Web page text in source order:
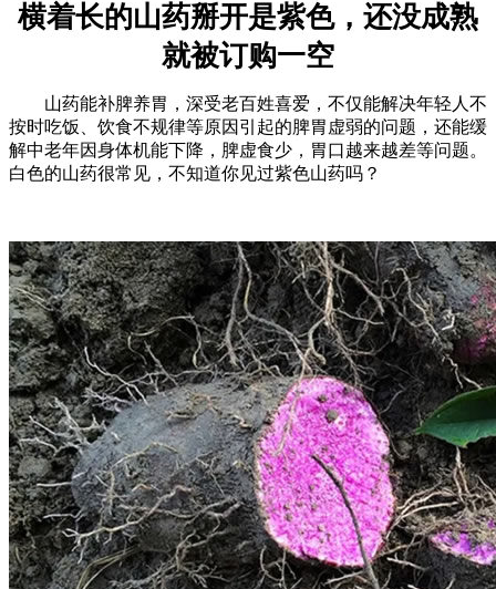
横着长的山药掰开是紫色，还没成熟
就被订购一空
山药能补脾养胃，深受老百姓喜爱，不仅能解决年轻人不
按时吃饭、饮食不规律等原因引起的脾胃虚弱的问题，还能缓
解中老年因身体机能下降，脾虚食少，胃口越来越差等问题。
白色的山药很常见，不知道你见过紫色山药吗？